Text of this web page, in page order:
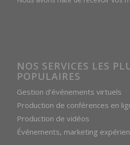
NOS SERVICES LES
POPULAIRES
Gestion d’événements virtuels
Production de conférences en
Production de vidéos
Événements, marketing